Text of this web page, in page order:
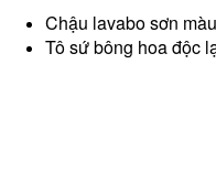
Chậu lavabo sơn
Tô sứ bông hoa độc